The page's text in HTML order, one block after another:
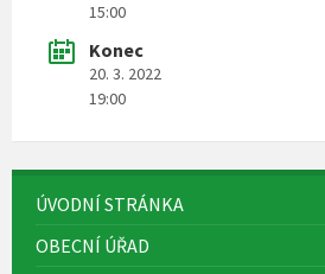
15:00
Konec
20. 3. 2022
19:00
ÚVODNÍ STRÁNKA
OBECNÍ ÚŘAD